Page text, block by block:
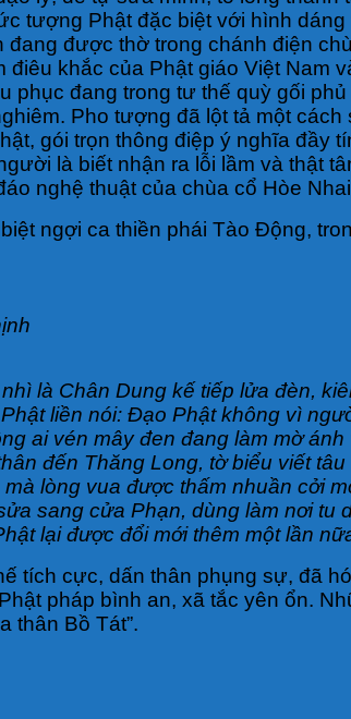
tượng Phật đặc biệt với hình
được thờ trong chánh điện
khắc của Phật giáo Việt Nam
đang trong tư thế quỳ gối
Pho tượng đã lột tả một
gói trọn thông điệp ý nghĩa đầy
là biết nhận ra lỗi lầm và thật
nghệ thuật của chùa cổ Hòe
ngợi ca thiền phái Tào Động,
nhì là Chân Dung kế tiếp lửa đèn,
liền nói: Đạo Phật không vì
ai vén mây đen đang làm mờ
đến Thăng Long, tờ biểu viết
lòng vua được thấm nhuần cởi
sang cửa Phạn, dùng làm nơi tu
lại được đổi mới thêm một lần
tích cực, dấn thân phụng sự, đã
pháp bình an, xã tắc yên ổn.
thân Bồ Tát”.